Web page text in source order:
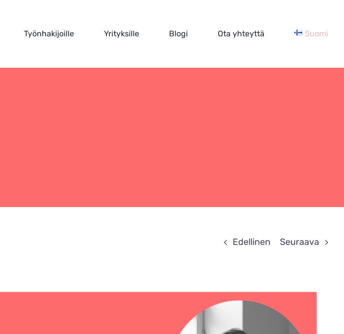
Työnhakijoille Yrityksille Blogi Ota yhteyttä Suomi
Edellinen Seuraava